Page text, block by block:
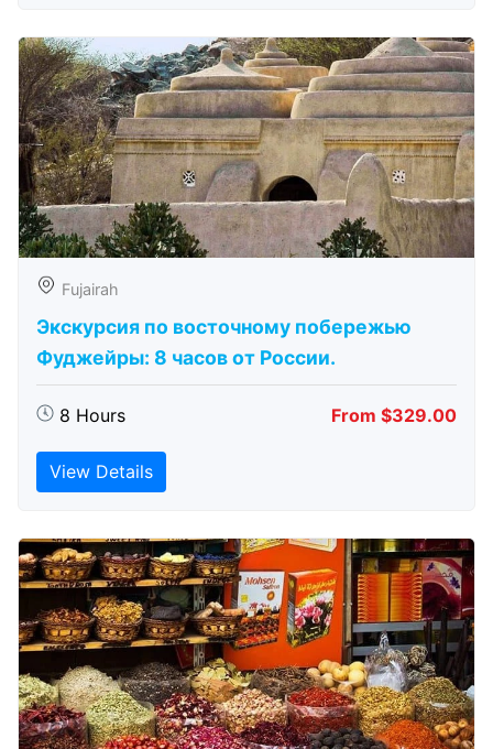
Fujairah
Экскурсия по восточному побережью
Фуджейры: 8 часов от России.
8 Hours From $329.00
View Details